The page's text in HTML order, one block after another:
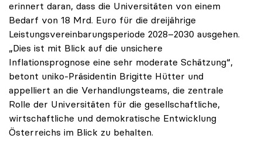
erinnert daran, dass die Universitäten von einem
Bedarf von 18 Mrd. Euro für die dreijährige
Leistungsvereinbarungsperiode 2028–2030 ausgehen.
„Dies ist mit Blick auf die unsichere
Inflationsprognose eine sehr moderate Schätzung“,
betont uniko-Präsidentin Brigitte Hütter und
appelliert an die Verhandlungsteams, die zentrale
Rolle der Universitäten für die gesellschaftliche,
wirtschaftliche und demokratische Entwicklung
Österreichs im Blick zu behalten.